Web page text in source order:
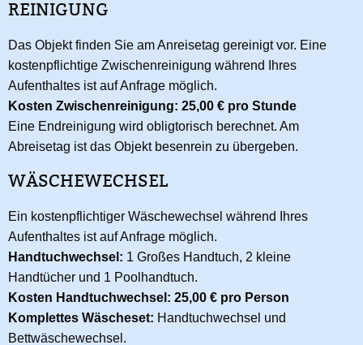
REINIGUNG
Das Objekt finden Sie am Anreisetag gereinigt vor. Eine
kostenpflichtige Zwischenreinigung während Ihres
Aufenthaltes ist auf Anfrage möglich.
Kosten Zwischenreinigung: 25,00 € pro Stunde
Eine Endreinigung wird obligtorisch berechnet. Am
Abreisetag ist das Objekt besenrein zu übergeben.
WÄSCHEWECHSEL
Ein kostenpflichtiger Wäschewechsel während Ihres
Aufenthaltes ist auf Anfrage möglich.
Handtuchwechsel: 1 Großes Handtuch, 2 kleine
Handtücher und 1 Poolhandtuch.
Kosten Handtuchwechsel: 25,00 € pro Person
Komplettes Wäscheset: Handtuchwechsel und
Bettwäschewechsel.